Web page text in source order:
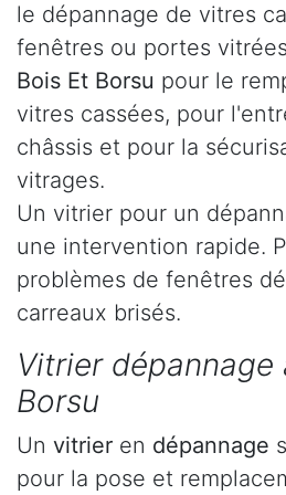
le dépannage de vitres
fenêtres ou portes
Bois Et Borsu pour le
vitres cassées, pour
châssis et pour la
vitrages.
Un vitrier pour un
une intervention rapide.
problèmes de fenêtres
carreaux brisés.
Vitrier dépannage
Borsu
Un vitrier en dépannage
pour la pose et